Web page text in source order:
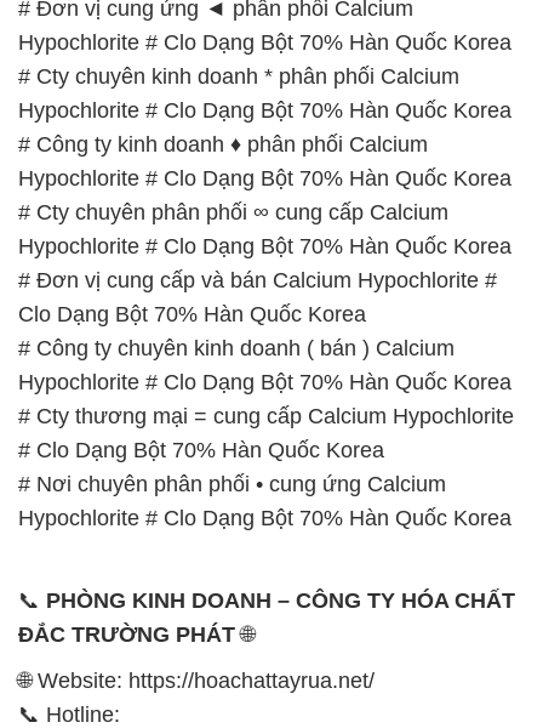
# Đơn vị cung ứng ◄ phân phối Calcium
Hypochlorite # Clo Dạng Bột 70% Hàn Quốc Korea
# Cty chuyên kinh doanh * phân phối Calcium
Hypochlorite # Clo Dạng Bột 70% Hàn Quốc Korea
# Công ty kinh doanh ♦ phân phối Calcium
Hypochlorite # Clo Dạng Bột 70% Hàn Quốc Korea
# Cty chuyên phân phối ∞ cung cấp Calcium
Hypochlorite # Clo Dạng Bột 70% Hàn Quốc Korea
# Đơn vị cung cấp và bán Calcium Hypochlorite #
Clo Dạng Bột 70% Hàn Quốc Korea
# Công ty chuyên kinh doanh ( bán ) Calcium
Hypochlorite # Clo Dạng Bột 70% Hàn Quốc Korea
# Cty thương mại = cung cấp Calcium Hypochlorite
# Clo Dạng Bột 70% Hàn Quốc Korea
# Nơi chuyên phân phối • cung ứng Calcium
Hypochlorite # Clo Dạng Bột 70% Hàn Quốc Korea
📞 PHÒNG KINH DOANH – CÔNG TY HÓA CHẤT
ĐẮC TRƯỜNG PHÁT🌐
🌐 Website: https://hoachattayrua.net/
📞 Hotline: